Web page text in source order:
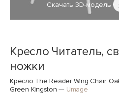
Скачать 3D-модель
Кресло Читатель,
ножки
Кресло The Reader Wing Chair,
Green Kingston — Umage